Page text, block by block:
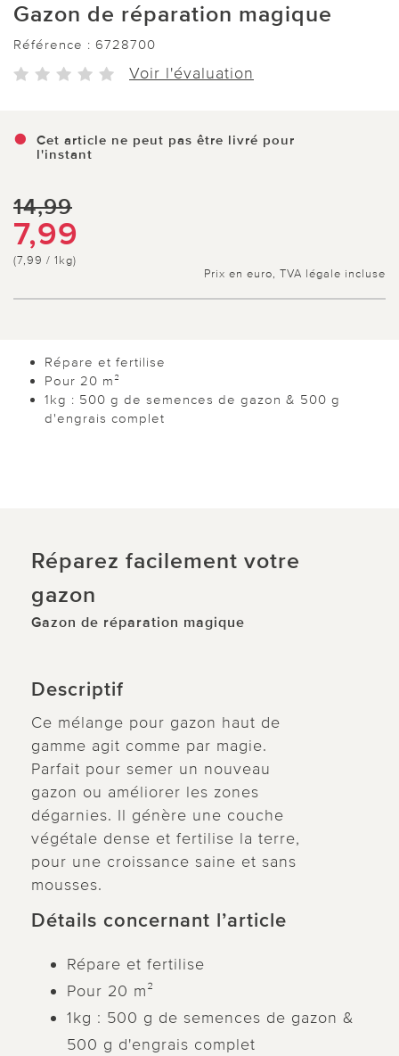
Gazon de réparation magique
Référence : 6728700
Voir l'évaluation
Cet article ne peut pas être livré pour
l'instant
14,99
7,99
(7,99 / 1kg)
Prix en euro, TVA légale incluse
Répare et fertilise
Pour 20 m²
1kg : 500 g de semences de gazon & 500 g
d'engrais complet
Réparez facilement votre
gazon
Gazon de réparation magique
Descriptif
Ce mélange pour gazon haut de
gamme agit comme par magie.
Parfait pour semer un nouveau
gazon ou améliorer les zones
dégarnies. Il génère une couche
végétale dense et fertilise la terre,
pour une croissance saine et sans
mousses.
Détails concernant l’article
Répare et fertilise
Pour 20 m²
1kg : 500 g de semences de gazon &
500 g d'engrais complet